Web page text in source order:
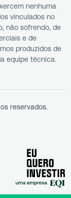
nenhuma
vinculados no
não sofrendo, de
e de
produzidos de
equipe técnica.
reservados.